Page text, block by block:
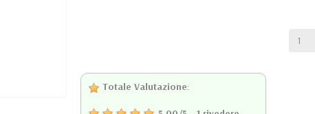
Totale Valutazione: